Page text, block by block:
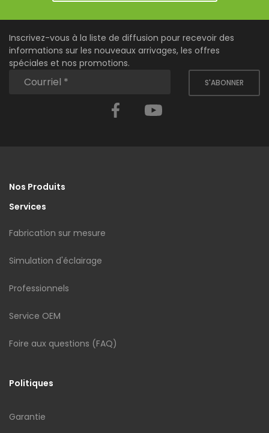
Inscrivez-vous à la liste de diffusion pour recevoir des
informations sur les nouveaux arrivages, les offres
spéciales et nos promotions.
S'ABONNER
Facebook
Nos Produits
Services
Fabrication sur mesure
Simulation d'éclairage
Professionnels
Service OEM
Foire aux questions (FAQ)
Politiques
Garantie